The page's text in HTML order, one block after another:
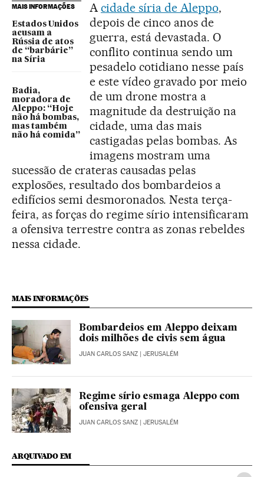
MAIS INFORMAÇÕES
Estados Unidos
acusam a
Rússia de atos
de “barbárie”
na Síria
Badia,
moradora de
Aleppo: “Hoje
não há bombas,
mas também
não há comida”
Acidade síria de Aleppo,
depois de cinco anos de
guerra, está devastada. O
conflito continua sendo um
pesadelo cotidiano nesse país
e este vídeo gravado por meio
de um drone mostra a
magnitude da destruição na
cidade, uma das mais
castigadas pelas bombas. As
imagens mostram uma
sucessão de crateras causadas pelas
explosões, resultado dos bombardeios a
edifícios semi desmoronados. Nesta terça-
feira, as forças do regime sírio intensificaram
a ofensiva terrestre contra as zonas rebeldes
nessa cidade.
MAIS INFORMAÇÕES
Bombardeios em Aleppo deixam
dois milhões de civis sem água
JUAN CARLOS SANZ | JERUSALÉM
Regime sírio esmaga Aleppo com
ofensiva geral
JUAN CARLOS SANZ | JERUSALÉM
ARQUIVADO EM